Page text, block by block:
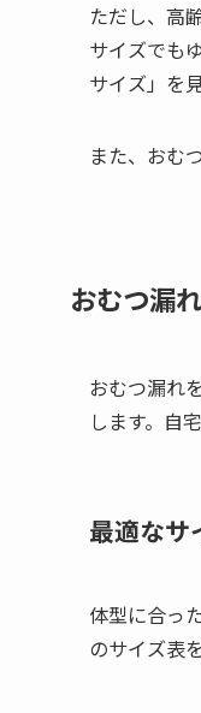
ただし、高
サイズでも
サイズ」を
また、おむ
おむつ漏
おむつ漏れ
します。自
最適なサ
体型に合っ
のサイズ表